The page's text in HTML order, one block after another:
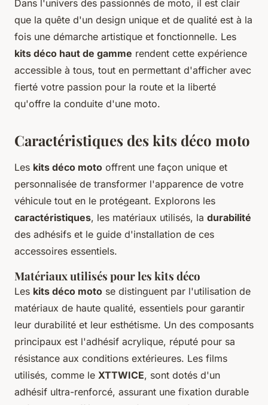
Dans l'univers des passionnés de moto, il est clair
que la quête d'un design unique et de qualité est à la
fois une démarche artistique et fonctionnelle. Les
kits déco haut de gamme rendent cette expérience
accessible à tous, tout en permettant d'afficher avec
fierté votre passion pour la route et la liberté
qu'offre la conduite d'une moto.
Caractéristiques des kits déco moto
Les kits déco moto offrent une façon unique et
personnalisée de transformer l'apparence de votre
véhicule tout en le protégeant. Explorons les
caractéristiques, les matériaux utilisés, la durabilité
des adhésifs et le guide d'installation de ces
accessoires essentiels.
Matériaux utilisés pour les kits déco
Les kits déco moto se distinguent par l'utilisation de
matériaux de haute qualité, essentiels pour garantir
leur durabilité et leur esthétisme. Un des composants
principaux est l'adhésif acrylique, réputé pour sa
résistance aux conditions extérieures. Les films
utilisés, comme le XTTWICE, sont dotés d'un
adhésif ultra-renforcé, assurant une fixation durable